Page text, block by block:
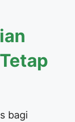
bagi